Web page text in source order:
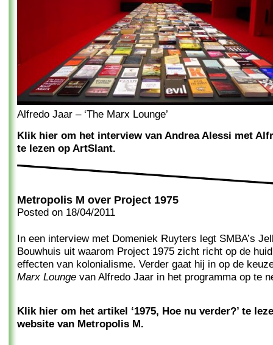
Alfredo Jaar – ‘The Marx Lounge’
Klik hier om het interview van Andrea Alessi met
te lezen op ArtSlant.
Metropolis M over Project 1975
Posted on 18/04/2011
In een interview met Domeniek Ruyters legt SMBA’s
Bouwhuis uit waarom Project 1975 zicht richt op de
effecten van kolonialisme. Verder gaat hij in op de
Marx Lounge van Alfredo Jaar in het programma op te
Klik hier om het artikel ‘1975, Hoe nu verder?’ te
website van Metropolis M.